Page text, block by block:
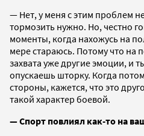
— Нет, у меня с этим проблем
тормозить нужно. Но, честно
моменты, когда нахожусь на
мере стараюсь. Потому что на
захвата уже другие эмоции, и
опускаешь шторку. Когда
стороны, кажется, что это
такой характер боевой.
— Спорт повлиял как-то на